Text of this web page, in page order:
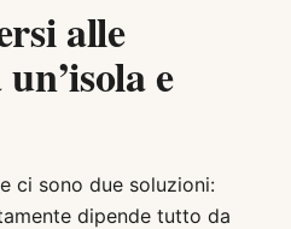
alle
e
ci sono due soluzioni:
dipende tutto da